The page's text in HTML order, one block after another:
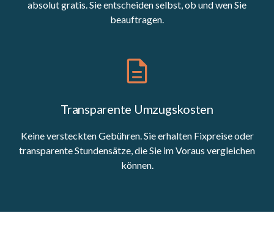
absolut gratis. Sie entscheiden selbst, ob und wen Sie
beauftragen.
Transparente Umzugskosten
Keine versteckten Gebühren. Sie erhalten Fixpreise oder
transparente Stundensätze, die Sie im Voraus vergleichen
können.